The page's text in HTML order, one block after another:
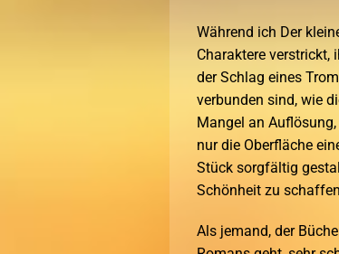
Während ich Der
Charaktere verstrickt,
der Schlag eines
verbunden sind, wie
Mangel an
nur die Oberfläche
Stück sorgfältig
Schönheit zu
Als jemand, der